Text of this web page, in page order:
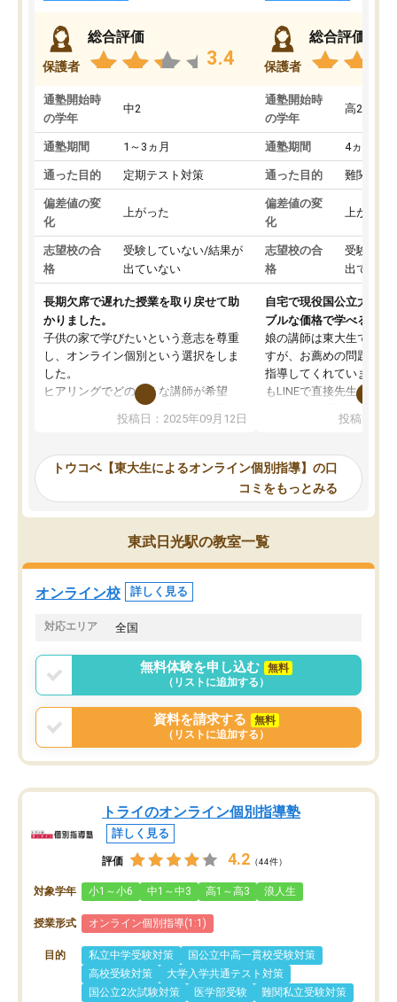
保護者
総合評価
3.4
通塾開始時
の学年
中2
通塾期間 1～3ヵ月
通った目的 定期テスト対策
偏差値の変
化
上がった
志望校の合
格
受験していない/結果が
出ていない
長期欠席で遅れた授業を取り戻せて助
かりました。
子供の家で学びたいという意志を尊重
し、オンライン個別という選択をしま
した。
ヒアリングでどのような講師が希望
か、オプションは付帯するかなど選ぶ
事が出来ました。
ーティングを行い、その講師で良いか
見てから講師を決定する事ができま
す。
うちの子は、初回面談の講師の方で決
オンラインツールを使用した単語帳の
共有があり宿題もそちらで出される形
でした。
言う事で講師変更の申し出があり、あ
まりに短期での変更だった為、塾に通
う事にして退会しました。遅れも取り
戻せ、授業内容や講師の方は良かった
と思います。
投稿日：2025年09月12日
保護者
総合評価
通塾開始時
の学年
高2
通塾期間 4ヵ月～1
通った目的 難関私立
偏差値の変
化
上がった
志望校の合
格
受験して
出ていな
自宅で現役国公立大学生
ブルな価格で学べる
娘の講師は東大生では無
すが、お薦めの問題集や
指導してくれています。
もLINEで直接先生に質問
めれるので、個人に合
いなのがあり(有料)、受
ことをどんなスケジュー
くか相談したのですが、
ち期待したものではなく
内容でした。それでも明
やる気も出ましたし、苦
くなってきたようなので
投稿日：
トウコベ【東大生によるオンライン個別指導】の口
コミをもっとみる
東武日光駅の教室一覧
オンライン校 詳しく見る
対応エリア 全国
無料体験を申し込む
無料
（リストに追加する）
資料を請求する
無料
（リストに追加する）
トライのオンライン個別指導塾
詳しく見る
評価 4.2 （44件）
対象学年 小1～小6 中1～中3 高1～高3 浪人生
授業形式 オンライン個別指導(1:1)
目的 私立中学受験対策
国公立中高一貫校受験対策
高校受験対策
大学入学共通テスト対策
国公立2次試験対策
医学部受験
難関私立受験対策